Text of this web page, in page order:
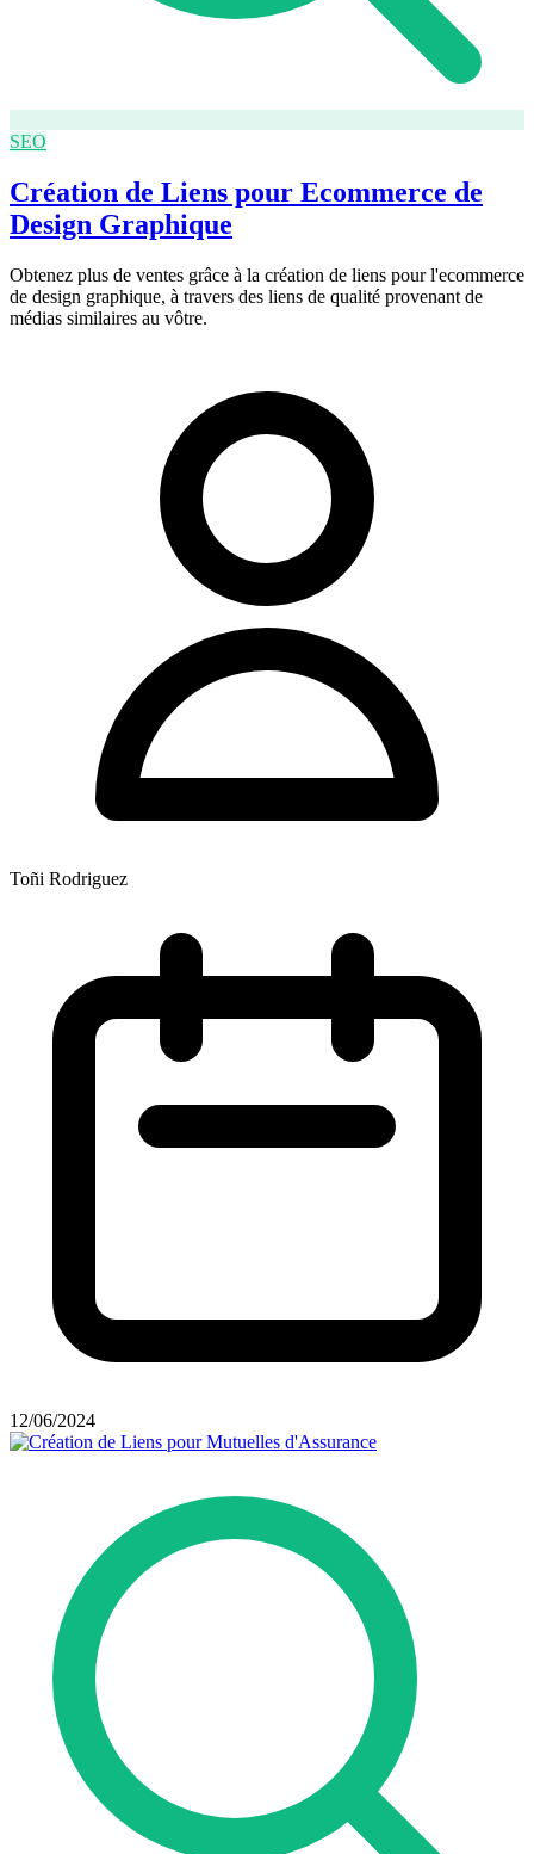
SEO
Création de Liens pour Ecommerce de
Design Graphique
Obtenez plus de ventes grâce à la création de liens pour l'ecommerce
de design graphique, à travers des liens de qualité provenant de
médias similaires au vôtre.
Toñi Rodriguez
12/06/2024